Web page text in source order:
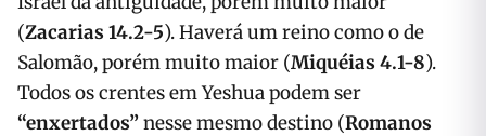
(Zacarias 14.2-5). Haverá um reino como o de
Salomão, porém muito maior (Miquéias 4.1-8).
Todos os crentes em Yeshua podem ser
“enxertados”nesse mesmo destino (Romanos